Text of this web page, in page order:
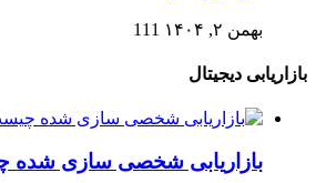
بهمن ۲, ۱۴۰۴ 111
بازاریابی دیجیتال
بازاریابی شخصی سازی شده